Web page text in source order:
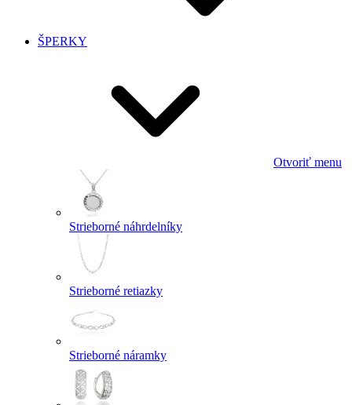
ŠPERKY
Otvoriť menu
Strieborné náhrdelníky
Strieborné retiazky
Strieborné náramky